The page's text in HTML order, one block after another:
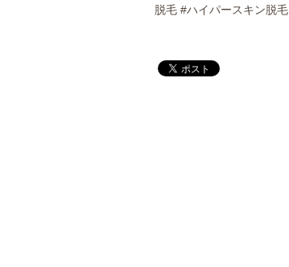
脱毛 #ハイパースキン脱